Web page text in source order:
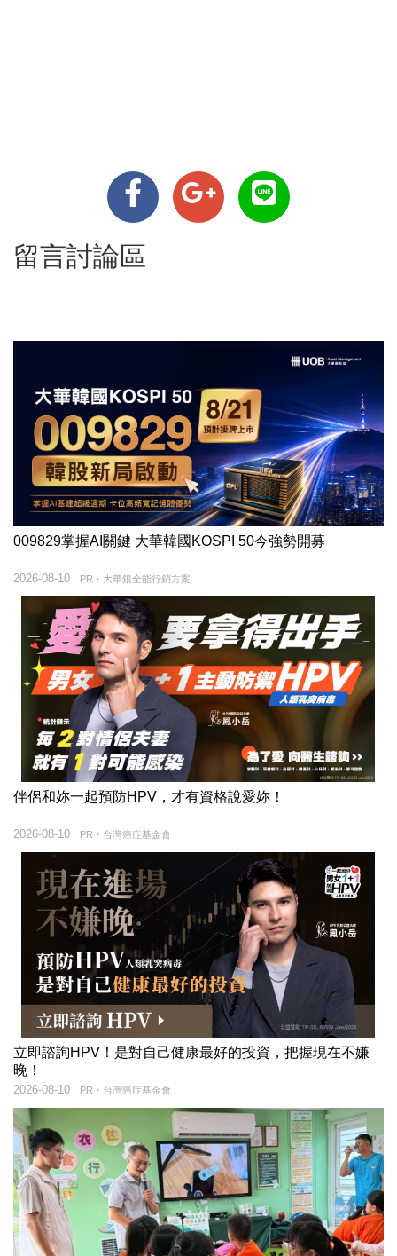
留言討論區
009829掌握AI關鍵 大華韓國KOSPI 50今強勢開募
PR・大華銀全能行銷方案
2026-08-10
伴侶和妳一起預防HPV，才有資格說愛妳！
PR・台灣癌症基金會
2026-08-10
立即諮詢HPV！是對自己健康最好的投資，把握現在不嫌
晚！
PR・台灣癌症基金會
2026-08-10